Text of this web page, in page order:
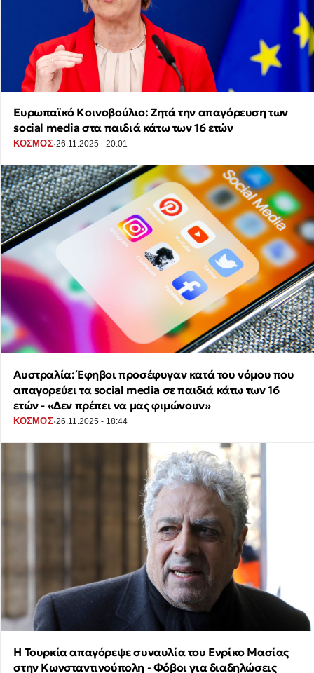
Ευρωπαϊκό Κοινοβούλιο: Ζητά την απαγόρευση των
social media στα παιδιά κάτω των 16 ετών
ΚΟΣΜΟΣ·26.11.2025 - 20:01
Αυστραλία: Έφηβοι προσέφυγαν κατά του νόμου που
απαγορεύει τα social media σε παιδιά κάτω των 16
ετών - «Δεν πρέπει να μας φιμώνουν»
ΚΟΣΜΟΣ·26.11.2025 - 18:44
Η Τουρκία απαγόρεψε συναυλία του Ενρίκο Μασίας
στην Κωνσταντινούπολη - Φόβοι για διαδηλώσεις